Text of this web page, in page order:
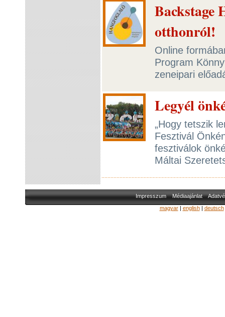
Backstage
otthonról!
Online
Program
zeneipari
Legyél
„Hogy tetszik
Fesztivál
fesztiválok
Máltai
Impresszum Médiaajánlat
magyar| english| deutsch